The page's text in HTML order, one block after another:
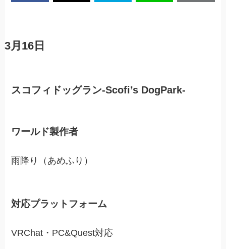
3月16日
スコフィドッグラン-Scofi’s DogPark-
ワールド製作者
雨降り（あめふり）
対応プラットフォーム
VRChat・PC&Quest対応